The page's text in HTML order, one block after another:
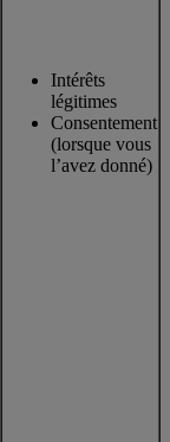
Intérêts
légitimes
Consentement
(lorsque vous
l’avez donné)